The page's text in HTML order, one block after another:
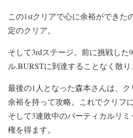
この1stクリアで心に余裕ができた
定のクリア。
そして3rdステージ。前に挑戦した
ル.BURSTに到達することなく散り
最後の1人となった森本さんは、
余裕を持って攻略。これでクリフ
そして3連敗中のバーティカルリ
権を得ます。